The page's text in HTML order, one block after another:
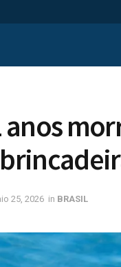
25, 2026 in BRASIL